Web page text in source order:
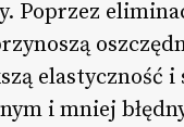
Poprzez
elastyczność
i mniej